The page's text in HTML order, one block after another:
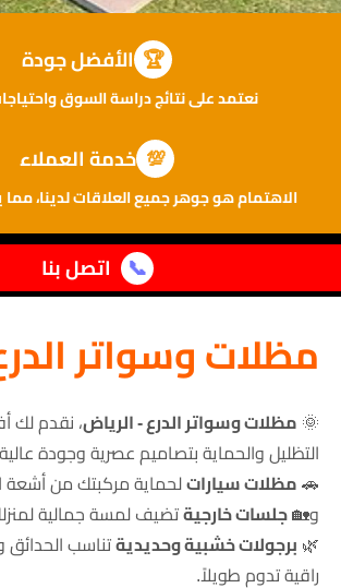
🏆 الأفضل جودة
نعتمد على نتائج دراسة السوق
💯 خدمة العملاء
الاهتمام هو جوهر جميع العلاقات لدينا، مما
📞 اتصل بنا
مظلات وسواتر
🌞 مظلات وسواتر الدرع - الرياض، نقدم لك
التظليل والحماية بتصاميم عصرية وجودة
🚗مظلات سياراتلحماية مركبتك من أشعة
و🏡جلسات خارجيةتضيف لمسة جمالية
🌿 برجولات خشبية وحديديةتناسب
راقية تدوم طويلاً.